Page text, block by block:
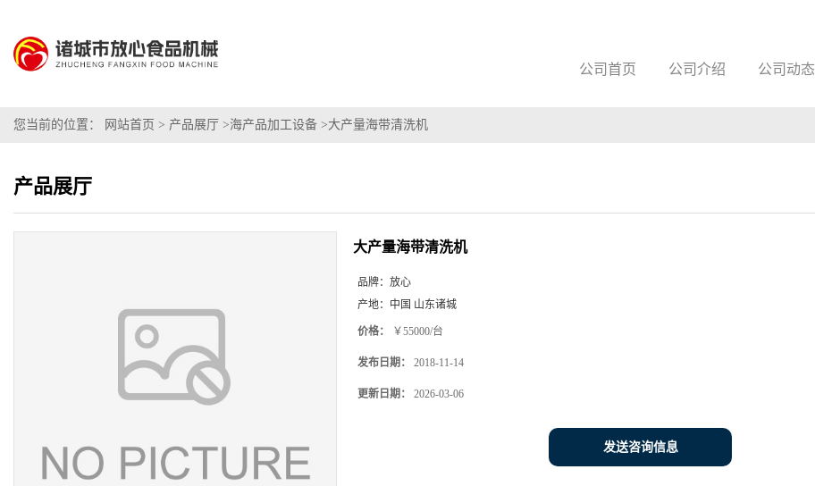
公司首页 公司介绍 公司动态
您当前的位置： 网站首页 > 产品展厅 >海产品加工设备 >大产量海带清洗机
产品展厅
大产量海带清洗机
品牌： 放心
产地： 中国 山东诸城
价格： ￥55000/台
发布日期： 2018-11-14
更新日期： 2026-03-06
发送咨询信息